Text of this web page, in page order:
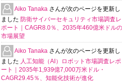
Aiko Tanaka さんが次のページを更新し
ました 防衛サイバーセキュリティ市場調査レ
ポート｜CAGR8.0％、2035年460億米ドルの
市場展望
Aiko Tanaka さんが次のページを更新し
ました 人工知能（AI）ロボット市場調査レポ
ート｜2035年1,939億7,000万米ドル・
CAGR29.45％、知能化技術が進化